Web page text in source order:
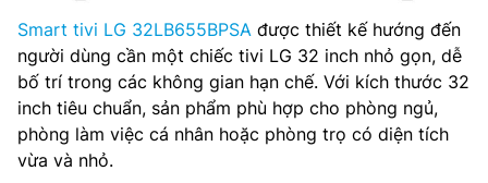
Smart tivi LG 32LB655BPSA được thiết kế hướng đến
người dùng cần một chiếc tivi LG 32 inch nhỏ gọn, dễ
bố trí trong các không gian hạn chế. Với kích thước 32
inch tiêu chuẩn, sản phẩm phù hợp cho phòng ngủ,
phòng làm việc cá nhân hoặc phòng trọ có diện tích
vừa và nhỏ.